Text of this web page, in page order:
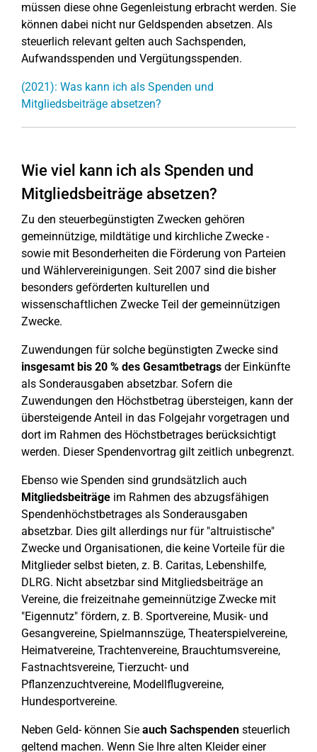
müssen diese ohne Gegenleistung erbracht werden. Sie
können dabei nicht nur Geldspenden absetzen. Als
steuerlich relevant gelten auch Sachspenden,
Aufwandsspenden und Vergütungsspenden.
(2021): Was kann ich als Spenden und
Mitgliedsbeiträge absetzen?
Wie viel kann ich als Spenden und
Mitgliedsbeiträge absetzen?
Zu den steuerbegünstigten Zwecken gehören
gemeinnützige, mildtätige und kirchliche Zwecke -
sowie mit Besonderheiten die Förderung von Parteien
und Wählervereinigungen. Seit 2007 sind die bisher
besonders geförderten kulturellen und
wissenschaftlichen Zwecke Teil der gemeinnützigen
Zwecke.
Zuwendungen für solche begünstigten Zwecke sind
insgesamt bis 20 % des Gesamtbetrags der Einkünfte
als Sonderausgaben absetzbar. Sofern die
Zuwendungen den Höchstbetrag übersteigen, kann der
übersteigende Anteil in das Folgejahr vorgetragen und
dort im Rahmen des Höchstbetrages berücksichtigt
werden. Dieser Spendenvortrag gilt zeitlich unbegrenzt.
Ebenso wie Spenden sind grundsätzlich auch
Mitgliedsbeiträge im Rahmen des abzugsfähigen
Spendenhöchstbetrages als Sonderausgaben
absetzbar. Dies gilt allerdings nur für "altruistische"
Zwecke und Organisationen, die keine Vorteile für die
Mitglieder selbst bieten, z. B. Caritas, Lebenshilfe,
DLRG. Nicht absetzbar sind Mitgliedsbeiträge an
Vereine, die freizeitnahe gemeinnützige Zwecke mit
"Eigennutz" fördern, z. B. Sportvereine, Musik- und
Gesangvereine, Spielmannszüge, Theaterspielvereine,
Heimatvereine, Trachtenvereine, Brauchtumsvereine,
Fastnachtsvereine, Tierzucht- und
Pflanzenzuchtvereine, Modellflugvereine,
Hundesportvereine.
Neben Geld- können Sie auch Sachspenden steuerlich
geltend machen. Wenn Sie Ihre alten Kleider einer